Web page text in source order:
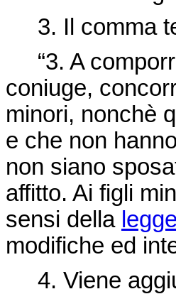
3. Il comma
“3. A
coniuge,
minori, nonchè
e che non
non siano
affitto. Ai figli
sensi della
modifiche ed
4. Viene